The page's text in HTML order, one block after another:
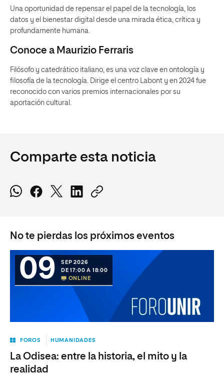
Una oportunidad de repensar el papel de la tecnología, los
datos y el bienestar digital desde una mirada ética, crítica y
profundamente humana.
Conoce a Maurizio Ferraris
Filósofo y catedrático italiano, es una voz clave en ontología y
filosofía de la tecnología. Dirige el centro Labont y en 2024 fue
reconocido con varios premios internacionales por su
aportación cultural.
Comparte esta noticia
No te pierdas los próximos eventos
09
SEP 2026
DE 17:00 A 18:00
ONLINE
FOROS HUMANIDADES
La Odisea: entre la historia, el mito y la
realidad